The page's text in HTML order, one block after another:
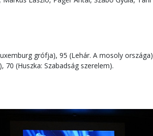
grófja), 95 (Lehár. A mosoly
70 (Huszka: Szabadság szerelem).